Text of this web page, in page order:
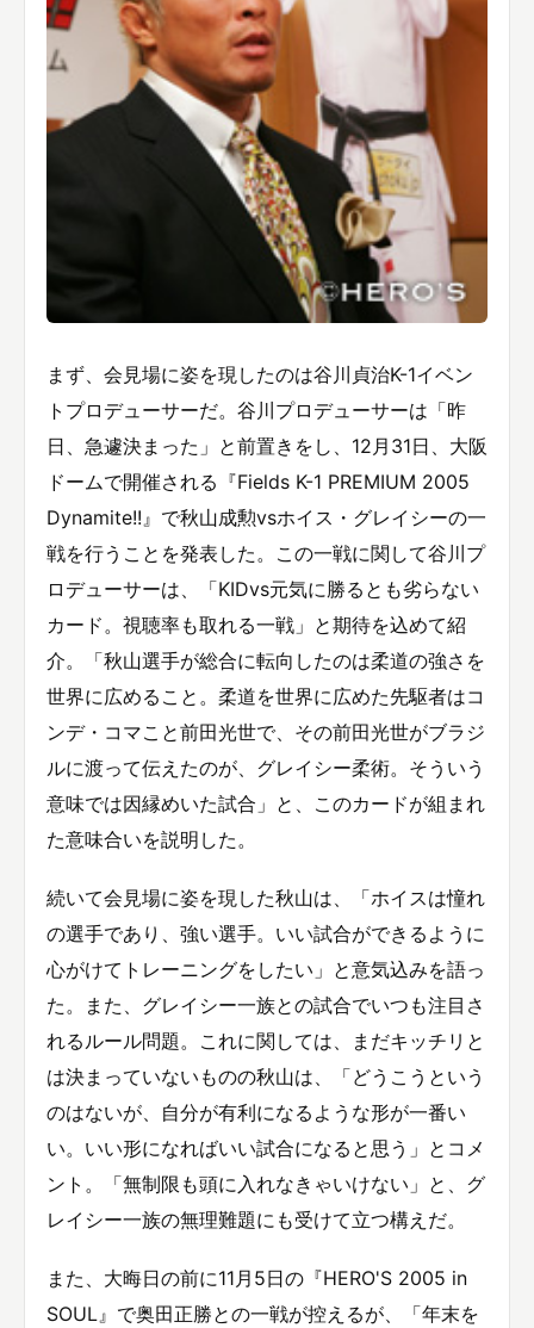
まず、会見場に姿を現したのは谷川貞治K-1イベン
トプロデューサーだ。谷川プロデューサーは「昨
日、急遽決まった」と前置きをし、12月31日、大阪
ドームで開催される『Fields K-1 PREMIUM 2005
Dynamite!!』で秋山成勲vsホイス・グレイシーの一
戦を行うことを発表した。この一戦に関して谷川プ
ロデューサーは、「KIDvs元気に勝るとも劣らない
カード。視聴率も取れる一戦」と期待を込めて紹
介。「秋山選手が総合に転向したのは柔道の強さを
世界に広めること。柔道を世界に広めた先駆者はコ
ンデ・コマこと前田光世で、その前田光世がブラジ
ルに渡って伝えたのが、グレイシー柔術。そういう
意味では因縁めいた試合」と、このカードが組まれ
た意味合いを説明した。
続いて会見場に姿を現した秋山は、「ホイスは憧れ
の選手であり、強い選手。いい試合ができるように
心がけてトレーニングをしたい」と意気込みを語っ
た。また、グレイシー一族との試合でいつも注目さ
れるルール問題。これに関しては、まだキッチリと
は決まっていないものの秋山は、「どうこうという
のはないが、自分が有利になるような形が一番い
い。いい形になればいい試合になると思う」とコメ
ント。「無制限も頭に入れなきゃいけない」と、グ
レイシー一族の無理難題にも受けて立つ構えだ。
また、大晦日の前に11月5日の『HERO'S 2005 in
SOUL』で奥田正勝との一戦が控えるが、「年末を